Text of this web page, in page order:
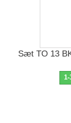
Sæt TO 13